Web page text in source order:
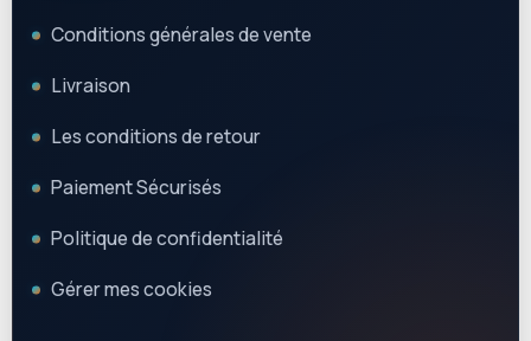
Conditions générales de vente
Livraison
Les conditions de retour
Paiement Sécurisés
Politique de confidentialité
Gérer mes cookies